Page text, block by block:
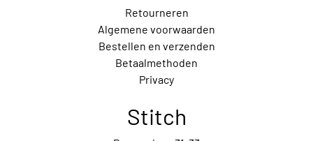
Retourneren
Algemene voorwaarden
Bestellen en verzenden
Betaalmethoden
Privacy
Stitch